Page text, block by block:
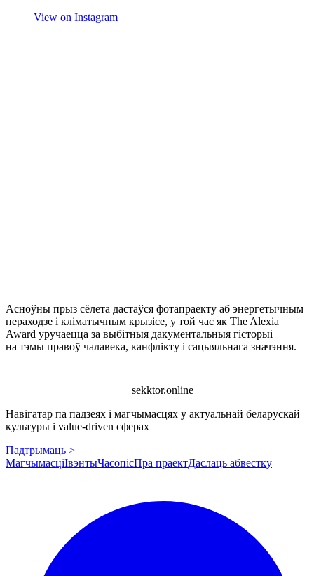
View on Instagram
Асноўны прыз сёлета дастаўся фотапраекту аб энергетычным
пераходзе і кліматычным крызісе, у той час як The Alexia
Award уручаецца за выбітныя дакументальныя гісторыі
на тэмы правоў чалавека, канфлікту і сацыяльнага значэння.
sekktor.online
Навігатар па падзеях і магчымасцях у актуальнай беларускай
культуры і value-driven сферах
Падтрымаць >
МагчымасціІвэнтыЧасопісПра праектДаслаць абвестку